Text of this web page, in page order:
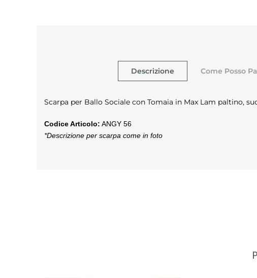
Descrizione Come Posso
Scarpa per Ballo Sociale con Tomaia in Max Lam paltino,
Codice Articolo: ANGY 56
*Descrizione per scarpa come in foto